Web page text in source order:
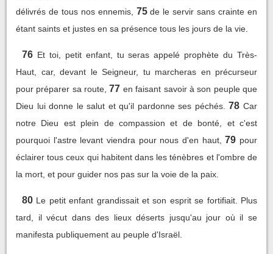
délivrés de tous nos ennemis, 75 de le servir sans crainte en
étant saints et justes en sa présence tous les jours de la vie.
76 Et toi, petit enfant, tu seras appelé prophète du Très-
Haut, car, devant le Seigneur, tu marcheras en précurseur
pour préparer sa route, 77 en faisant savoir à son peuple que
Dieu lui donne le salut et qu'il pardonne ses péchés. 78 Car
notre Dieu est plein de compassion et de bonté, et c'est
pourquoi l'astre levant viendra pour nous d'en haut, 79 pour
éclairer tous ceux qui habitent dans les ténèbres et l'ombre de
la mort, et pour guider nos pas sur la voie de la paix.
80 Le petit enfant grandissait et son esprit se fortifiait. Plus
tard, il vécut dans des lieux déserts jusqu'au jour où il se
manifesta publiquement au peuple d'Israël.